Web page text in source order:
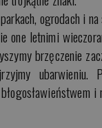
ogrodach i
one letnimi
brzęczenie
ubarwieniu.